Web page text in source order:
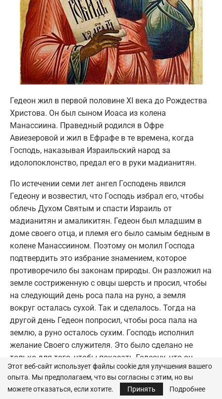
Гедеон жил в первой половине XI века до Рождества
Христова. Он был сыном Иоаса из колена
Манассиина. Праведный родился в Офре
Авиезеровой и жил в Ефрафе в те времена, когда
Господь, наказывая Израильский народ за
идолопоклонство, предал его в руки мадианитян.
По истечении семи лет ангел Господень явился
Гедеону и возвестил, что Господь избрал его, чтобы
облечь Духом Святым и спасти Израиль от
мадианитян и амаликитян. Гедеон был младшим в
доме своего отца, и племя его было самым бедным в
колене Манассиином. Поэтому он молил Господа
подтвердить это избрание знамением, которое
противоречило бы законам природы. Он разложил на
земле состриженную с овцы шерсть и просил, чтобы
на следующий день роса пала на руно, а земля
вокруг осталась сухой. Так и сделалось. Тогда на
другой день Гедеон попросил, чтобы роса пала на
землю, а руно осталось сухим. Господь исполнил
желание Своего служителя. Это было сделано не
только для того, чтобы показать Гедеону, что он
действительно избран Богом. Господь сотворил
знамение, предвозвещающее девственное рождество
Христа – истинной росы Небесной, сошедшей в лоно
Этот веб-сайт использует файлы cookie для улучшения вашего
опыта. Мы предполагаем, что вы согласны с этим, но вы
можете отказаться, если хотите.
Принять Подробнее